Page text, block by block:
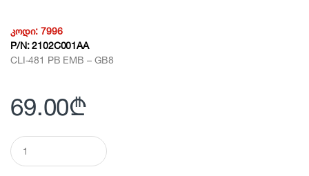
კოდი:7996
P/N:2102C001AA
CLI-481 PB EMB – GB8
69.00₾
Q
u